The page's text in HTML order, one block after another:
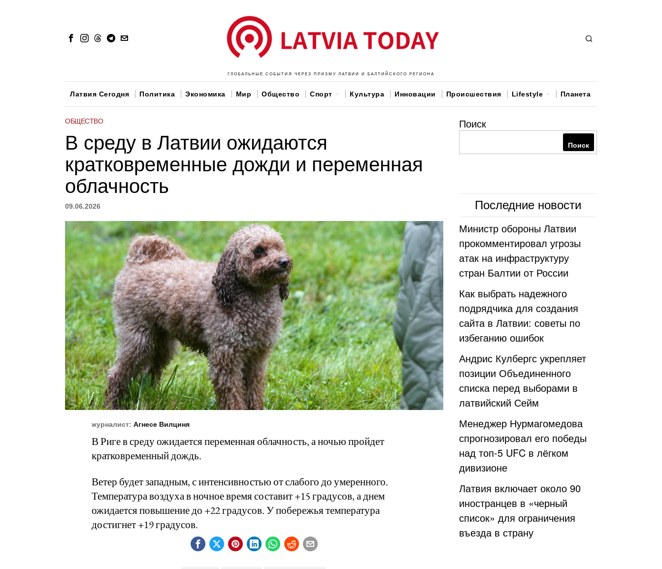
ГЛОБАЛЬНЫЕ СОБЫТИЯ ЧЕРЕЗ ПРИЗМУ ЛАТВИИ И БАЛТИЙСКОГО РЕГИОНА
Латвия Сегодня Политика Экономика Мир Общество Спорт Культура Инновации Происшествия Lifestyle Планета
ОБЩЕСТВО
В среду в Латвии ожидаются
кратковременные дожди и переменная
облачность
09.06.2026
журналист: Агнесе Вилциня
В Риге в среду ожидается переменная облачность, а ночью пройдет
кратковременный дождь.
Ветер будет западным, с интенсивностью от слабого до умеренного.
Температура воздуха в ночное время составит +15 градусов, а днем
ожидается повышение до +22 градусов. У побережья температура
достигнет +19 градусов.
Поиск
Поиск
Последние новости
Министр обороны Латвии
прокомментировал угрозы
атак на инфраструктуру
стран Балтии от России
Как выбрать надежного
подрядчика для создания
сайта в Латвии: советы по
избеганию ошибок
Андрис Кулбергс укрепляет
позиции Объединенного
списка перед выборами в
латвийский Сейм
Менеджер Нурмагомедова
спрогнозировал его победы
над топ-5 UFC в лёгком
дивизионе
Латвия включает около 90
иностранцев в «черный
список» для ограничения
въезда в страну